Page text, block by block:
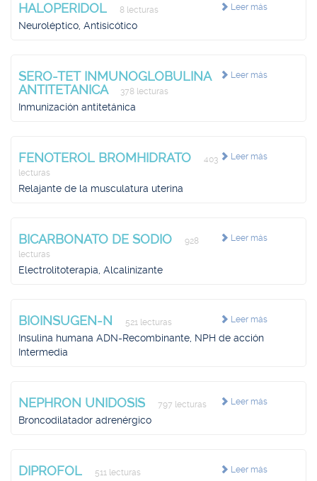
Leer más
HALOPERIDOL 8 lecturas
Neuroléptico, Antisicótico
Leer más
SERO-TET INMUNOGLOBULINA
ANTITETANICA
378 lecturas
Inmunización antitetánica
Leer más
FENOTEROL BROMHIDRATO
403
lecturas
Relajante de la musculatura uterina
Leer más
BICARBONATO DE SODIO
928
lecturas
Electrolitoterapia, Alcalinizante
Leer más
BIOINSUGEN-N 521 lecturas
Insulina humana ADN-Recombinante, NPH de acción
Intermedia
Leer más
NEPHRON UNIDOSIS 797 lecturas
Broncodilatador adrenérgico
Leer más
DIPROFOL 511 lecturas